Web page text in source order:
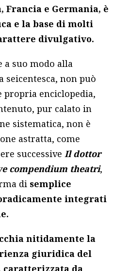
e Germania, è
e la base di molti
divulgativo.
a suo modo alla
seicentesca, non può
propria enciclopedia,
pur calato in
sistematica, non è
astratta, come
successiveIl dottor
compendium theatri,
di semplice
integrati
nitidamente la
giuridica del
da